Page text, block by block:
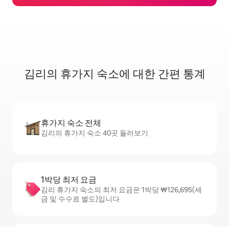
김리의 휴가지 숙소에 대한 간편 통계
휴가지 숙소 전체
김리의 휴가지 숙소 40곳 둘러보기
1박당 최저 요금
김리 휴가지 숙소의 최저 요금은 1박당 ₩126,695(세
금 및 수수료 별도)입니다